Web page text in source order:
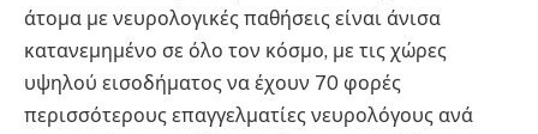
άτομα με νευρολογικές παθήσεις είναι άνισα
κατανεμημένο σε όλο τον κόσμο, με τις χώρες
υψηλού εισοδήματος να έχουν 70 φορές
περισσότερους επαγγελματίες νευρολόγους ανά